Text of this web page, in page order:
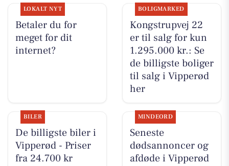
LOKALT NYT
Betaler du for
meget for dit
internet?
BOLIGMARKED
Kongstrupvej 22
er til salg for kun
1.295.000 kr.: Se
de billigste boliger
til salg i Vipperød
her
BILER
De billigste biler i
Vipperød - Priser
fra 24.700 kr
MINDEORD
Seneste
dødsannoncer og
afdøde i Vipperød